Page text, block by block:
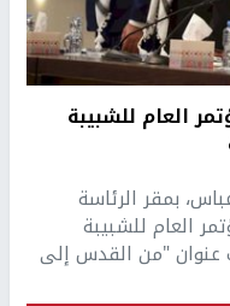
العام للشبيبة
بمقر الرئاسة
العام للشبيبة
عنوان "من القدس إلى